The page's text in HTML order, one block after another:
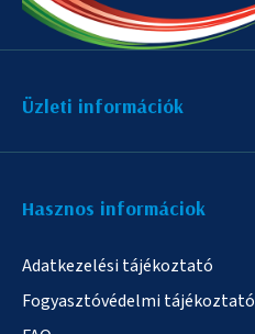
Üzleti információk
Hasznos informáciok
Adatkezelési tájékoztató
Fogyasztóvédelmi tájékoztató